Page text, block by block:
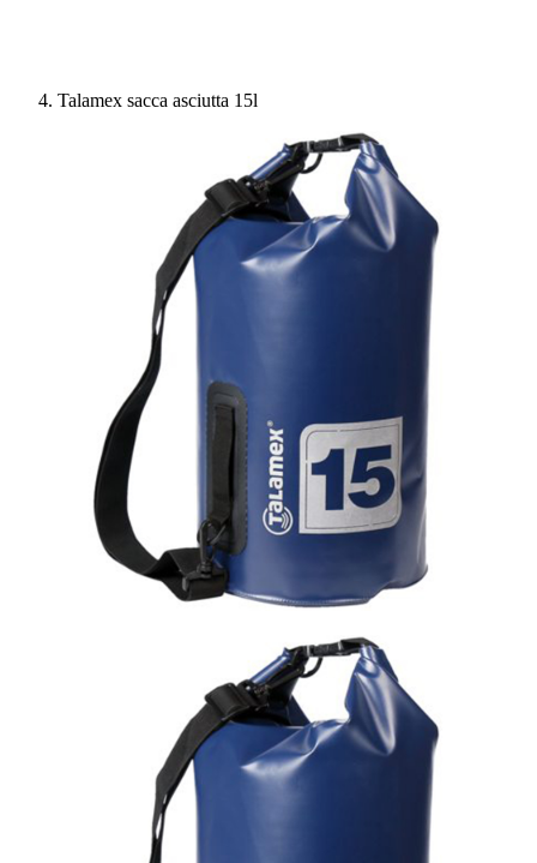
Talamex sacca asciutta 15l